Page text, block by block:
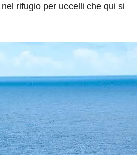
rifugio per uccelli che qui si